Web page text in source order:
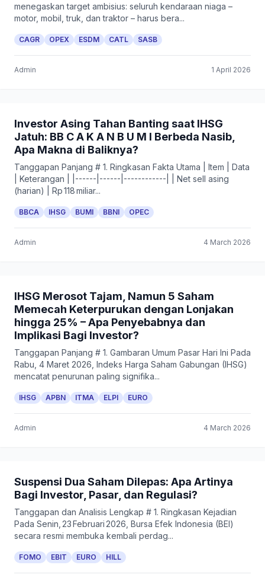
menegaskan target ambisius: seluruh kendaraan niaga –
motor, mobil, truk, dan traktor – harus bera...
CAGR OPEX ESDM CATL SASB
Admin 1 April 2026
Investor Asing Tahan Banting saat IHSG
Jatuh: BB C A K A N B U M I Berbeda Nasib,
Apa Makna di Baliknya?
Tanggapan Panjang # 1. Ringkasan Fakta Utama | Item | Data
| Keterangan | |------|------|------------| | Net sell asing
(harian) | Rp 118 miliar...
BBCA IHSG BUMI BBNI OPEC
Admin 4 March 2026
IHSG Merosot Tajam, Namun 5 Saham
Memecah Keterpurukan dengan Lonjakan
hingga 25% – Apa Penyebabnya dan
Implikasi Bagi Investor?
Tanggapan Panjang # 1. Gambaran Umum Pasar Hari Ini Pada
Rabu, 4 Maret 2026, Indeks Harga Saham Gabungan (IHSG)
mencatat penurunan paling signifika...
IHSG APBN ITMA ELPI EURO
Admin 4 March 2026
Suspensi Dua Saham Dilepas: Apa Artinya
Bagi Investor, Pasar, dan Regulasi?
Tanggapan dan Analisis Lengkap # 1. Ringkasan Kejadian
Pada Senin, 23 Februari 2026, Bursa Efek Indonesia (BEI)
secara resmi membuka kembali perdag...
FOMO EBIT EURO HILL